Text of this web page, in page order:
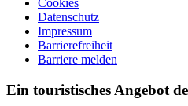
Datenschutz
Impressum
Barrierefreiheit
Barriere melden
Ein touristisches Angebot